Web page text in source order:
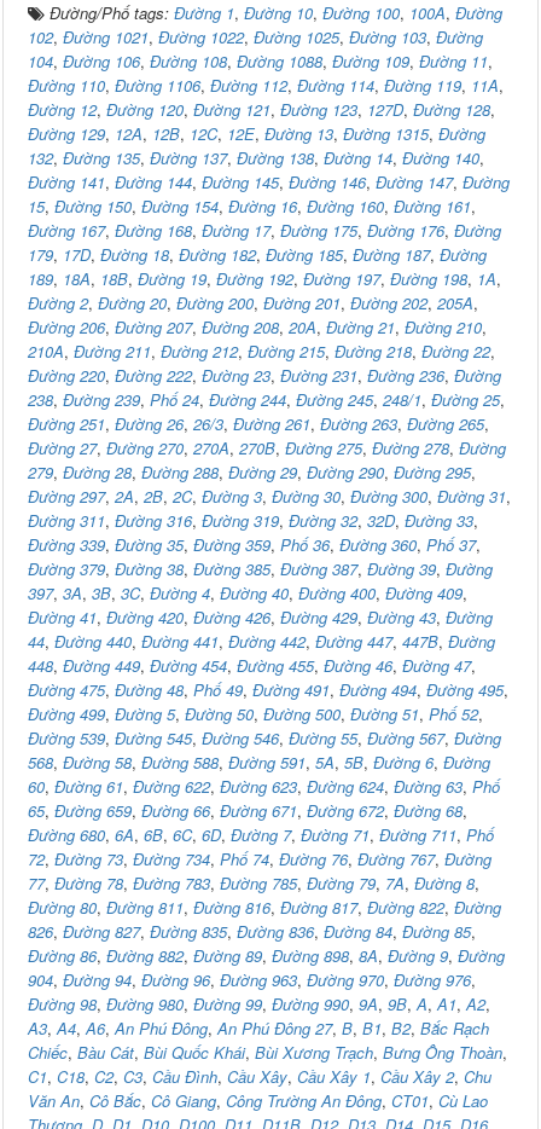
Đường/Phố tags: Đường 1, Đường 10, Đường 100, 100A, Đường
102, Đường 1021, Đường 1022, Đường 1025, Đường 103, Đường
104, Đường 106, Đường 108, Đường 1088, Đường 109, Đường 11,
Đường 110, Đường 1106, Đường 112, Đường 114, Đường 119, 11A,
Đường 12, Đường 120, Đường 121, Đường 123, 127D, Đường 128,
Đường 129, 12A, 12B, 12C, 12E, Đường 13, Đường 1315, Đường
132, Đường 135, Đường 137, Đường 138, Đường 14, Đường 140,
Đường 141, Đường 144, Đường 145, Đường 146, Đường 147, Đường
15, Đường 150, Đường 154, Đường 16, Đường 160, Đường 161,
Đường 167, Đường 168, Đường 17, Đường 175, Đường 176, Đường
179, 17D, Đường 18, Đường 182, Đường 185, Đường 187, Đường
189, 18A, 18B, Đường 19, Đường 192, Đường 197, Đường 198, 1A,
Đường 2, Đường 20, Đường 200, Đường 201, Đường 202, 205A,
Đường 206, Đường 207, Đường 208, 20A, Đường 21, Đường 210,
210A, Đường 211, Đường 212, Đường 215, Đường 218, Đường 22,
Đường 220, Đường 222, Đường 23, Đường 231, Đường 236, Đường
238, Đường 239, Phố 24, Đường 244, Đường 245, 248/1, Đường 25,
Đường 251, Đường 26, 26/3, Đường 261, Đường 263, Đường 265,
Đường 27, Đường 270, 270A, 270B, Đường 275, Đường 278, Đường
279, Đường 28, Đường 288, Đường 29, Đường 290, Đường 295,
Đường 297, 2A, 2B, 2C, Đường 3, Đường 30, Đường 300, Đường 31,
Đường 311, Đường 316, Đường 319, Đường 32, 32D, Đường 33,
Đường 339, Đường 35, Đường 359, Phố 36, Đường 360, Phố 37,
Đường 379, Đường 38, Đường 385, Đường 387, Đường 39, Đường
397, 3A, 3B, 3C, Đường 4, Đường 40, Đường 400, Đường 409,
Đường 41, Đường 420, Đường 426, Đường 429, Đường 43, Đường
44, Đường 440, Đường 441, Đường 442, Đường 447, 447B, Đường
448, Đường 449, Đường 454, Đường 455, Đường 46, Đường 47,
Đường 475, Đường 48, Phố 49, Đường 491, Đường 494, Đường 495,
Đường 499, Đường 5, Đường 50, Đường 500, Đường 51, Phố 52,
Đường 539, Đường 545, Đường 546, Đường 55, Đường 567, Đường
568, Đường 58, Đường 588, Đường 591, 5A, 5B, Đường 6, Đường
60, Đường 61, Đường 622, Đường 623, Đường 624, Đường 63, Phố
65, Đường 659, Đường 66, Đường 671, Đường 672, Đường 68,
Đường 680, 6A, 6B, 6C, 6D, Đường 7, Đường 71, Đường 711, Phố
72, Đường 73, Đường 734, Phố 74, Đường 76, Đường 767, Đường
77, Đường 78, Đường 783, Đường 785, Đường 79, 7A, Đường 8,
Đường 80, Đường 811, Đường 816, Đường 817, Đường 822, Đường
826, Đường 827, Đường 835, Đường 836, Đường 84, Đường 85,
Đường 86, Đường 882, Đường 89, Đường 898, 8A, Đường 9, Đường
904, Đường 94, Đường 96, Đường 963, Đường 970, Đường 976,
Đường 98, Đường 980, Đường 99, Đường 990, 9A, 9B,A,A1,A2,
A3,A4,A6,An Phú Đông,An Phú Đông 27, B, B1, B2, Bắc Rạch
Chiếc, Bàu Cát, Bùi Quốc Khái, Bùi Xương Trạch, Bưng Ông Thoàn,
C1, C18, C2, C3, Cầu Đình, Cầu Xây, Cầu Xây 1, Cầu Xây 2, Chu
Văn An, Cô Bắc, Cô Giang, Công Trường An Đông, CT01, Cù Lao